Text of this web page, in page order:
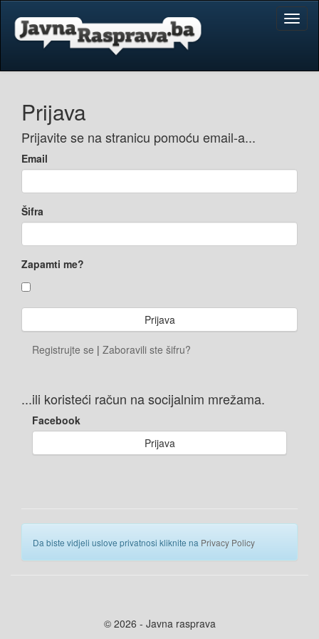
Prijava
Prijavite se na stranicu pomoću email-a...
Email
Šifra
Zapamti me?
Registrujte se | Zaboravili ste šifru?
...ili koristeći račun na socijalnim mrežama.
Facebook
Prijava
Da biste vidjeli uslove privatnosi kliknite na Privacy Policy
© 2026 - Javna rasprava